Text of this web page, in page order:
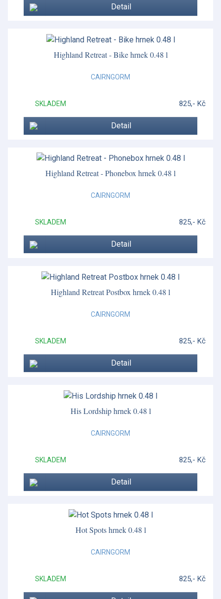
Detail
Highland Retreat - Bike hrnek 0.48 l
CAIRNGORM
SKLADEM 825,- Kč
Detail
Highland Retreat - Phonebox hrnek 0.48 l
CAIRNGORM
SKLADEM 825,- Kč
Detail
Highland Retreat Postbox hrnek 0.48 l
CAIRNGORM
SKLADEM 825,- Kč
Detail
His Lordship hrnek 0.48 l
CAIRNGORM
SKLADEM 825,- Kč
Detail
Hot Spots hrnek 0.48 l
CAIRNGORM
SKLADEM 825,- Kč